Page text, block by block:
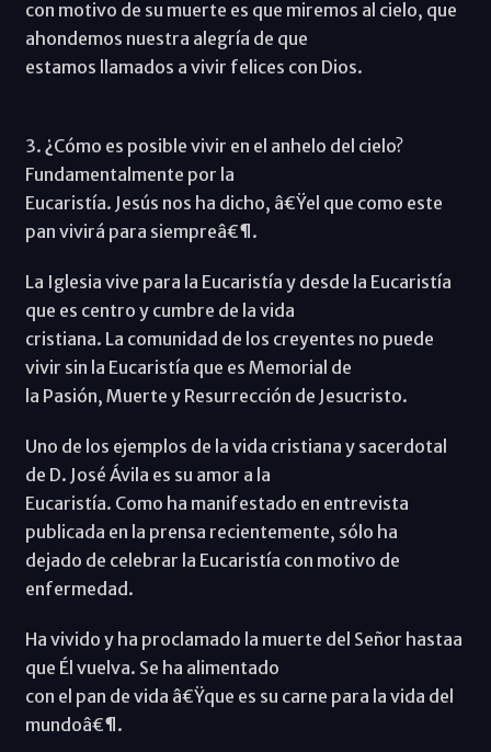
con motivo de su muerte es que miremos al cielo, que
ahondemos nuestra alegría de que
estamos llamados a vivir felices con Dios.
3. ¿Cómo es posible vivir en el anhelo del cielo?
Fundamentalmente por la
Eucaristía. Jesús nos ha dicho, â€Ÿel que como este
pan vivirá para siempreâ€¶.
La Iglesia vive para la Eucaristía y desde la Eucaristía
que es centro y cumbre de la vida
cristiana. La comunidad de los creyentes no puede
vivir sin la Eucaristía que es Memorial de
la Pasión, Muerte y Resurrección de Jesucristo.
Uno de los ejemplos de la vida cristiana y sacerdotal
de D. José Ávila es su amor a la
Eucaristía. Como ha manifestado en entrevista
publicada en la prensa recientemente, sólo ha
dejado de celebrar la Eucaristía con motivo de
enfermedad.
Ha vivido y ha proclamado la muerte del Señor hastaa
que Él vuelva. Se ha alimentado
con el pan de vida â€Ÿque es su carne para la vida del
mundoâ€¶.